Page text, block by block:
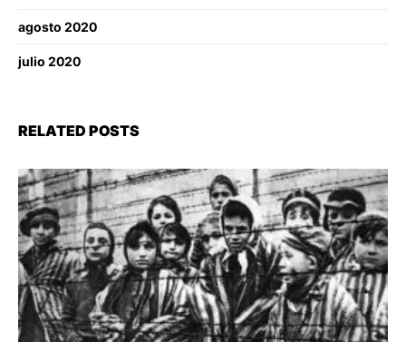
agosto 2020
julio 2020
RELATED POSTS